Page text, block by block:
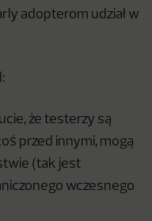
adopterom udział w
że testerzy są
przed innymi, mogą
(tak jest
wczesnego